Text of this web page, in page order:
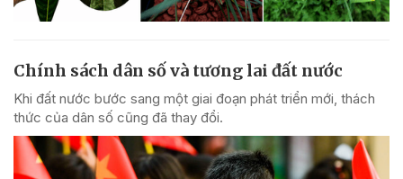
Chính sách dân số và tương lai đất nước
Khi đất nước bước sang một giai đoạn phát triển mới, thách
thức của dân số cũng đã thay đổi.